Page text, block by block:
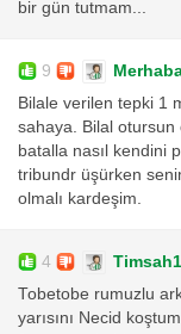
bir gün tutmam...
9
Bilale verilen tepki 1
sahaya. Bilal otursun
batalla nasıl kendini
tribundr üşürken
olmalı kardeşim.
4
Tobetobe rumuzlu
yarısını Necid